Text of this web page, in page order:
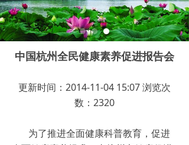
中国杭州全民健康素养促进报告会
更新时间：2014-11-04 15:07 浏览次
数：2320
为了推进全面健康科普教育，促进